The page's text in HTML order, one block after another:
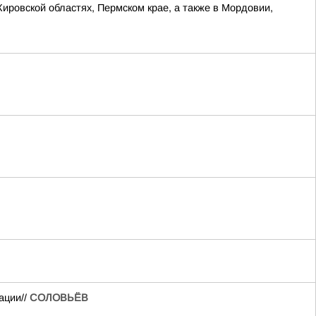
областях, Пермском крае, а также в Мордовии,
СОЛОВЬЁВ